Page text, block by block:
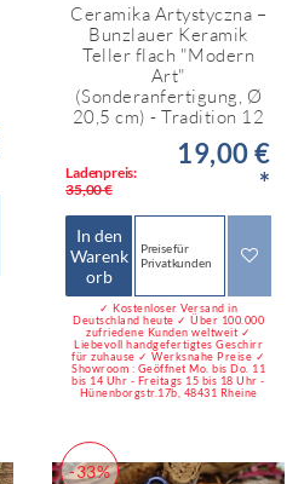
Ceramika Artystyczna –
Bunzlauer Keramik
Teller flach "Modern
Art"
(Sonderanfertigung, Ø
20,5 cm) - Tradition 12
Ladenpreis:
35,00 €
19,00 €
*
In den
Warenk
orb
Preise für
Privatkunden
✓ Kostenloser Versand in
Deutschland heute ✓ Über 100.000
zufriedene Kunden weltweit ✓
Liebevoll handgefertigtes Geschirr
für zuhause ✓ Werksnahe Preise ✓
Showroom : Geöffnet Mo. bis Do. 11
bis 14 Uhr - Freitags 15 bis 18 Uhr -
Hünenborgstr.17b, 48431 Rheine
-33%